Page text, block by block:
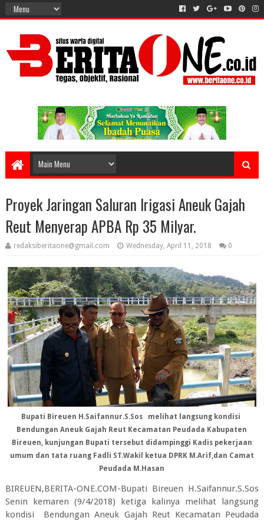
Proyek Jaringan Saluran Irigasi Aneuk Gajah
Reut Menyerap APBA Rp 35 Milyar.
redaksiberitaone@gmail.com Wednesday, April 11, 2018 0
Bupati Bireuen H.Saifannur.S.Sos melihat langsung kondisi
Bendungan Aneuk Gajah Reut Kecamatan Peudada Kabupaten
Bireuen, kunjungan Bupati tersebut didampinggi Kadis pekerjaan
umum dan tata ruang Fadli ST.Wakil ketua DPRK M.Arif,dan Camat
Peudada M.Hasan
BIREUEN,BERITA-ONE.COM-Bupati Bireuen H.Saifannur.S.Sos
Senin kemaren (9/4/2018) ketiga kalinya melihat langsung
kondisi Bendungan Aneuk Gajah Reut Kecamatan Peudada